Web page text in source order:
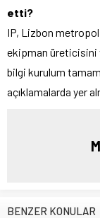
etti?
IP, Lizbon
ekipman üreticisini
bilgi kurulum
açıklamalarda yer
BENZER KONULAR